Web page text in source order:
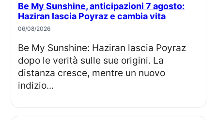
Be My Sunshine, anticipazioni 7 agosto:
Haziran lascia Poyraz e cambia vita
06/08/2026
Be My Sunshine: Haziran lascia Poyraz
dopo le verità sulle sue origini. La
distanza cresce, mentre un nuovo
indizio...